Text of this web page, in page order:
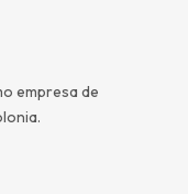
empresa de